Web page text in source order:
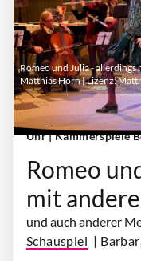
Samstag, 24.
Uhr| Kammerspiele
Romeo
mit
und auch anderer
Schauspiel |
Romeo und Julia -
Matthias Horn | Lizenz: